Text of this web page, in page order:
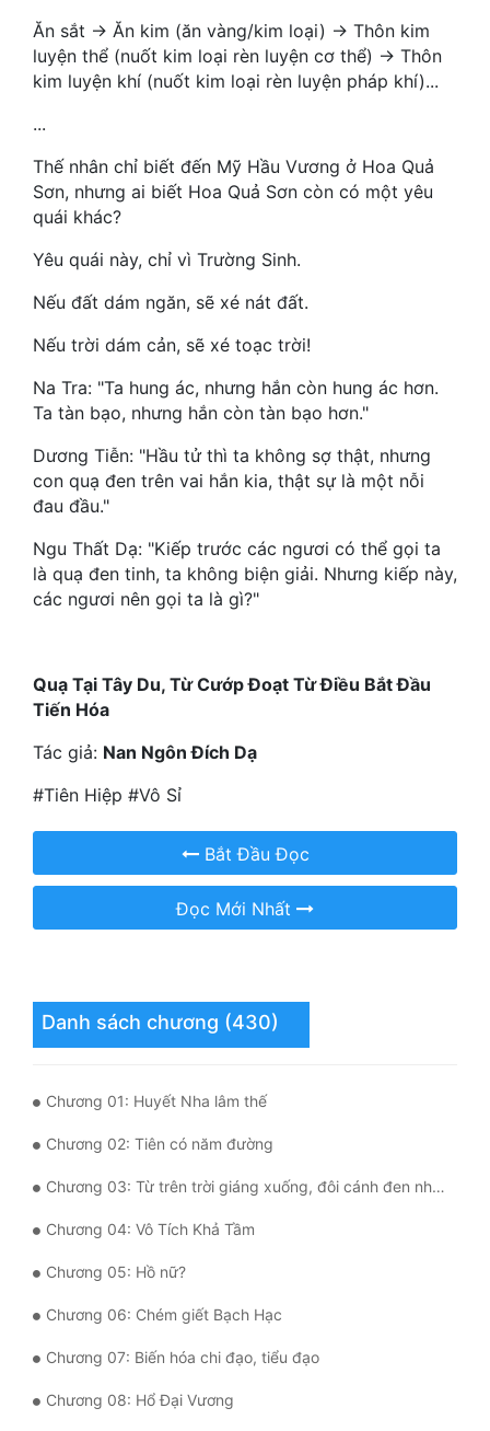
Học Đường
Khoa Huyễn
Kinh Dị
Kiếm Hiệp
Kỳ Huyễn
Làm Giàu
Lịch Sử
Mưu Mô
Mỹ Thực
Nữ Cường
Nữ Phụ
Phong Thủy - Tâm Linh
Phản Phái
Quan Trường
Sảng Văn
Sủng
Thanh Xuân
Tiên Hiệp
Tiểu Thuyết
Trinh Thám
Triều Đấu
Trùng Sinh
Trọng Sinh
Ăn sắt → Ăn kim (ăn vàng/kim loại) → Thôn kim
luyện thể (nuốt kim loại rèn luyện cơ thể) → Thôn
kim luyện khí (nuốt kim loại rèn luyện pháp khí)...
...
Thế nhân chỉ biết đến Mỹ Hầu Vương ở Hoa Quả
Sơn, nhưng ai biết Hoa Quả Sơn còn có một yêu
quái khác?
Yêu quái này, chỉ vì Trường Sinh.
Nếu đất dám ngăn, sẽ xé nát đất.
Nếu trời dám cản, sẽ xé toạc trời!
Na Tra: "Ta hung ác, nhưng hắn còn hung ác hơn.
Ta tàn bạo, nhưng hắn còn tàn bạo hơn."
Dương Tiễn: "Hầu tử thì ta không sợ thật, nhưng
con quạ đen trên vai hắn kia, thật sự là một nỗi
đau đầu."
Ngu Thất Dạ: "Kiếp trước các ngươi có thể gọi ta
là quạ đen tinh, ta không biện giải. Nhưng kiếp này,
các ngươi nên gọi ta là gì?"
Quạ Tại Tây Du, Từ Cướp Đoạt Từ Điều Bắt Đầu
Tiến Hóa
Tác giả: Nan Ngôn Đích Dạ
#Tiên Hiệp #Vô Sỉ
Bắt Đầu Đọc
Đọc Mới Nhất
Danh sách chương (430)
Chương 01: Huyết Nha lâm thế
Chương 02: Tiên có năm đường
Chương 03: Từ trên trời giáng xuống, đôi cánh đen như mực
Chương 04: Vô Tích Khả Tầm
Chương 05: Hồ nữ?
Chương 06: Chém giết Bạch Hạc
Chương 07: Biến hóa chi đạo, tiểu đạo
Chương 08: Hổ Đại Vương